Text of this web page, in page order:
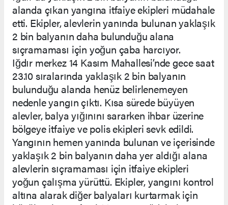
alanda çıkan yangına itfaiye ekipleri müdahale
etti. Ekipler, alevlerin yanında bulunan yaklaşık
2 bin balyanın daha bulunduğu alana
sıçramaması için yoğun çaba harcıyor.
Iğdır merkez 14 Kasım Mahallesi’nde gece saat
23.10 sıralarında yaklaşık 2 bin balyanın
bulunduğu alanda henüz belirlenemeyen
nedenle yangın çıktı. Kısa sürede büyüyen
alevler, balya yığınını sararken ihbar üzerine
bölgeye itfaiye ve polis ekipleri sevk edildi.
Yangının hemen yanında bulunan ve içerisinde
yaklaşık 2 bin balyanın daha yer aldığı alana
alevlerin sıçramaması için itfaiye ekipleri
yoğun çalışma yürüttü. Ekipler, yangını kontrol
altına alarak diğer balyaları kurtarmak için